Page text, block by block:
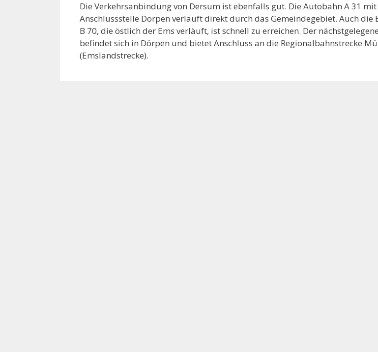
Die Verkehrsanbindung von Dersum ist ebenfalls gut. Die Autobahn A 31
Anschlussstelle Dörpen verläuft direkt durch das Gemeindegebiet. Auch die
B 70, die östlich der Ems verläuft, ist schnell zu erreichen. Der
befindet sich in Dörpen und bietet Anschluss an die Regionalbahnstrecke
(Emslandstrecke).